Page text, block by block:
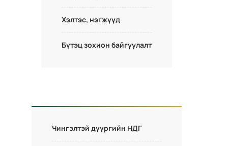
Хэлтэс, нэгжүүд
Бүтэц зохион байгуулалт
Чингэлтэй дүүргийн НДГ